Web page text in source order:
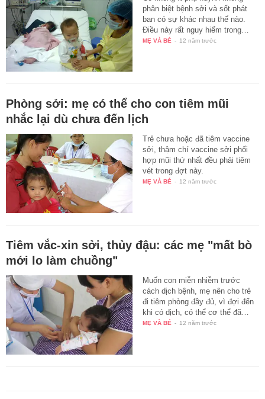
phân biệt bệnh sởi và sốt phát
ban có sự khác nhau thế nào.
Điều này rất nguy hiểm trong…
MẸ VÀ BÉ - 12 năm trước
Phòng sởi: mẹ có thể cho con tiêm mũi
nhắc lại dù chưa đến lịch
Trẻ chưa hoặc đã tiêm vaccine
sởi, thậm chí vaccine sởi phối
hợp mũi thứ nhất đều phải tiêm
vét trong đợt này.
MẸ VÀ BÉ - 12 năm trước
Tiêm vắc-xin sởi, thủy đậu: các mẹ "mất bò
mới lo làm chuồng"
Muốn con miễn nhiễm trước
cách dịch bệnh, mẹ nên cho trẻ
đi tiêm phòng đầy đủ, vì đợi đến
khi có dịch, có thể cơ thể đã…
MẸ VÀ BÉ - 12 năm trước